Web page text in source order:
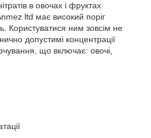
в овочах і фруктах
ltd має високий поріг
Користуватися ним зовсім не
допустимі концентрації
що включає: овочі,